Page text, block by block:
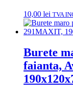
10,00 lei TVA
Burete
faianta,